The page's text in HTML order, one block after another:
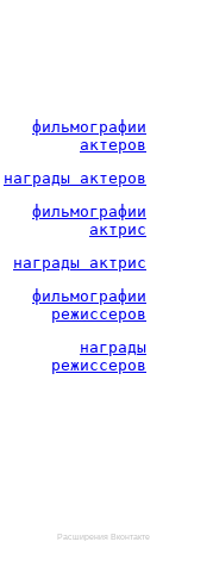
фильмографии
актеров
награды актеров
фильмографии
актрис
награды актрис
фильмографии
режиссеров
награды
режиссеров
Расширения Вконтакте